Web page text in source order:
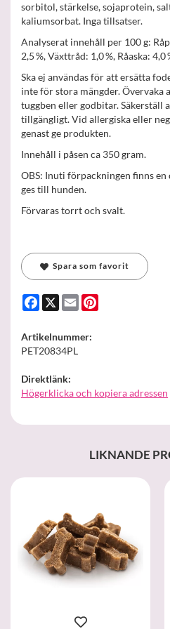
sorbitol, stärkelse, sojaprotein,
kaliumsorbat. Inga tillsatser.
Analyserat innehåll per 100 g:
2,5 %, Växttråd: 1,0 %, Råaska: 4,0
Ska ej användas för att ersätta
inte för stora mängder. Övervaka
tuggben eller godbitar. Säkerställ
tillgängligt. Vid allergiska eller
genast ge produkten.
Innehåll i påsen ca 350 gram.
OBS: Inuti förpackningen finns
ges till hunden.
Förvaras torrt och svalt.
Spara som favorit
Facebook
X Email
Artikelnummer:
PET20834PL
Direktlänk:
Högerklicka och kopiera adressen
LIKNANDE